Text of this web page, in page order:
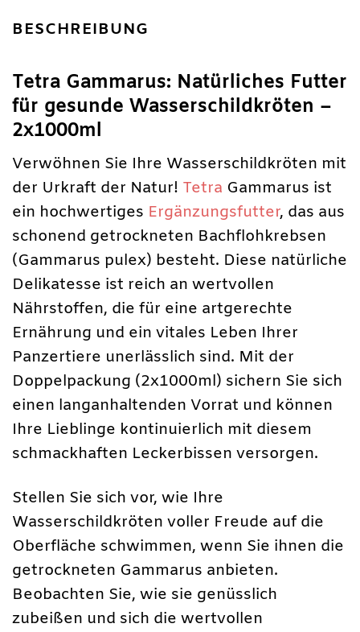
BESCHREIBUNG
Tetra Gammarus: Natürliches Futter
für gesunde Wasserschildkröten –
2x1000ml
Verwöhnen Sie Ihre Wasserschildkröten mit
der Urkraft der Natur! Tetra Gammarus ist
ein hochwertiges Ergänzungsfutter, das aus
schonend getrockneten Bachflohkrebsen
(Gammarus pulex) besteht. Diese natürliche
Delikatesse ist reich an wertvollen
Nährstoffen, die für eine artgerechte
Ernährung und ein vitales Leben Ihrer
Panzertiere unerlässlich sind. Mit der
Doppelpackung (2x1000ml) sichern Sie sich
einen langanhaltenden Vorrat und können
Ihre Lieblinge kontinuierlich mit diesem
schmackhaften Leckerbissen versorgen.
Stellen Sie sich vor, wie Ihre
Wasserschildkröten voller Freude auf die
Oberfläche schwimmen, wenn Sie ihnen die
getrockneten Gammarus anbieten.
Beobachten Sie, wie sie genüsslich
zubeißen und sich die wertvollen